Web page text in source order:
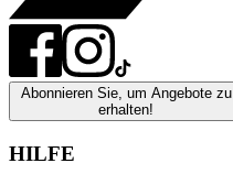
Abonnieren Sie, um Angebote zu
erhalten!
HILFE